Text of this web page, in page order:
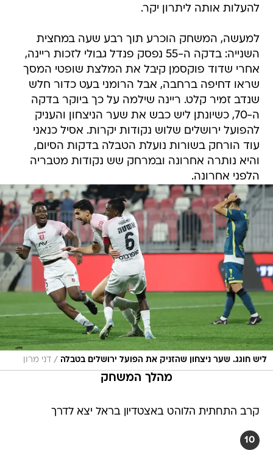
להעלות אותה ליתרון יקר.
למעשה, המשחק הוכרע תוך רבע שעה במחצית
השנייה: בדקה ה-55 נפסק פנדל גבולי לזכות ריינה,
אחרי שדוד פוקסמן קיבל את המלצת שופטי המסך
שראו דחיפה ברחבה, אבל הרומני בעט כדור חלש
שנדב זמיר קלט. ריינה שילמה על כך ביוקר בדקה
ה-70, כשיונתן ליש כבש את שער הניצחון והעניק
להפועל ירושלים שלוש נקודות יקרות. אסיל כנאני
עוד הורחק בשורות נועלת הטבלה בדקות הסיום,
והיא נותרה אחרונה ובמרחק שש נקודות מטבריה
הלפני אחרונה.
ליש חוגג. שער ניצחון שהזניק את הפועל ירושלים בטבלה / דני מרון
מהלך המשחק
קרב התחתית הלוהט באצטדיון בראל יצא לדרך
10